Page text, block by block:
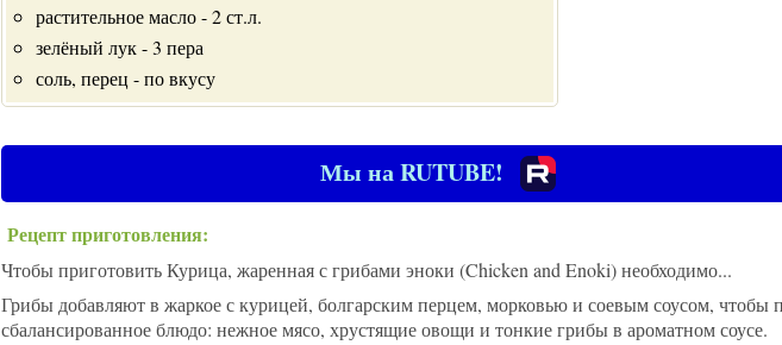
растительное масло - 2 ст.л.
зелёный лук - 3 пера
соль, перец - по вкусу
Мы на RUTUBE!
Рецепт приготовления:
Чтобы приготовить Курица, жаренная с грибами эноки (Chicken and Enoki) необходимо...
Грибы добавляют в жаркое с курицей, болгарским перцем, морковью и соевым соусом, чтобы
сбалансированное блюдо: нежное мясо, хрустящие овощи и тонкие грибы в ароматном соусе.